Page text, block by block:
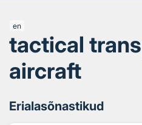
en
tactical
aircraft
Erialasõnastikud